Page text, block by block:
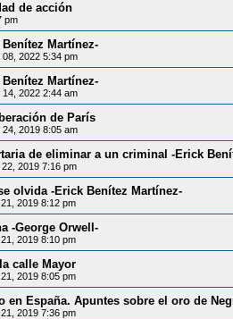
de acción
pm
Martínez-
2022 5:34 pm
Martínez-
14, 2022 2:44 am
de París
24, 2019 8:05 am
de eliminar a un criminal -Erick
2019 7:16 pm
olvida -Erick Benítez Martínez-
21, 2019 8:12 pm
-George Orwell-
21, 2019 8:10 pm
calle Mayor
21, 2019 8:05 pm
en España. Apuntes sobre el oro de
21, 2019 7:36 pm